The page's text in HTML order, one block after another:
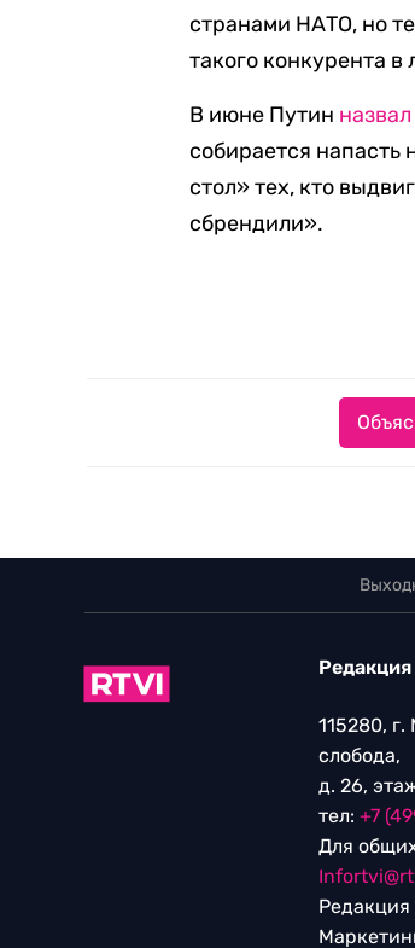
странами НАТО, но
такого конкурента
В июне Путин назвал
собирается напасть
стол» тех, кто
сбрендили».
Редакция
115280,
слобода,
д. 26,
тел: +7
Для
Редакция